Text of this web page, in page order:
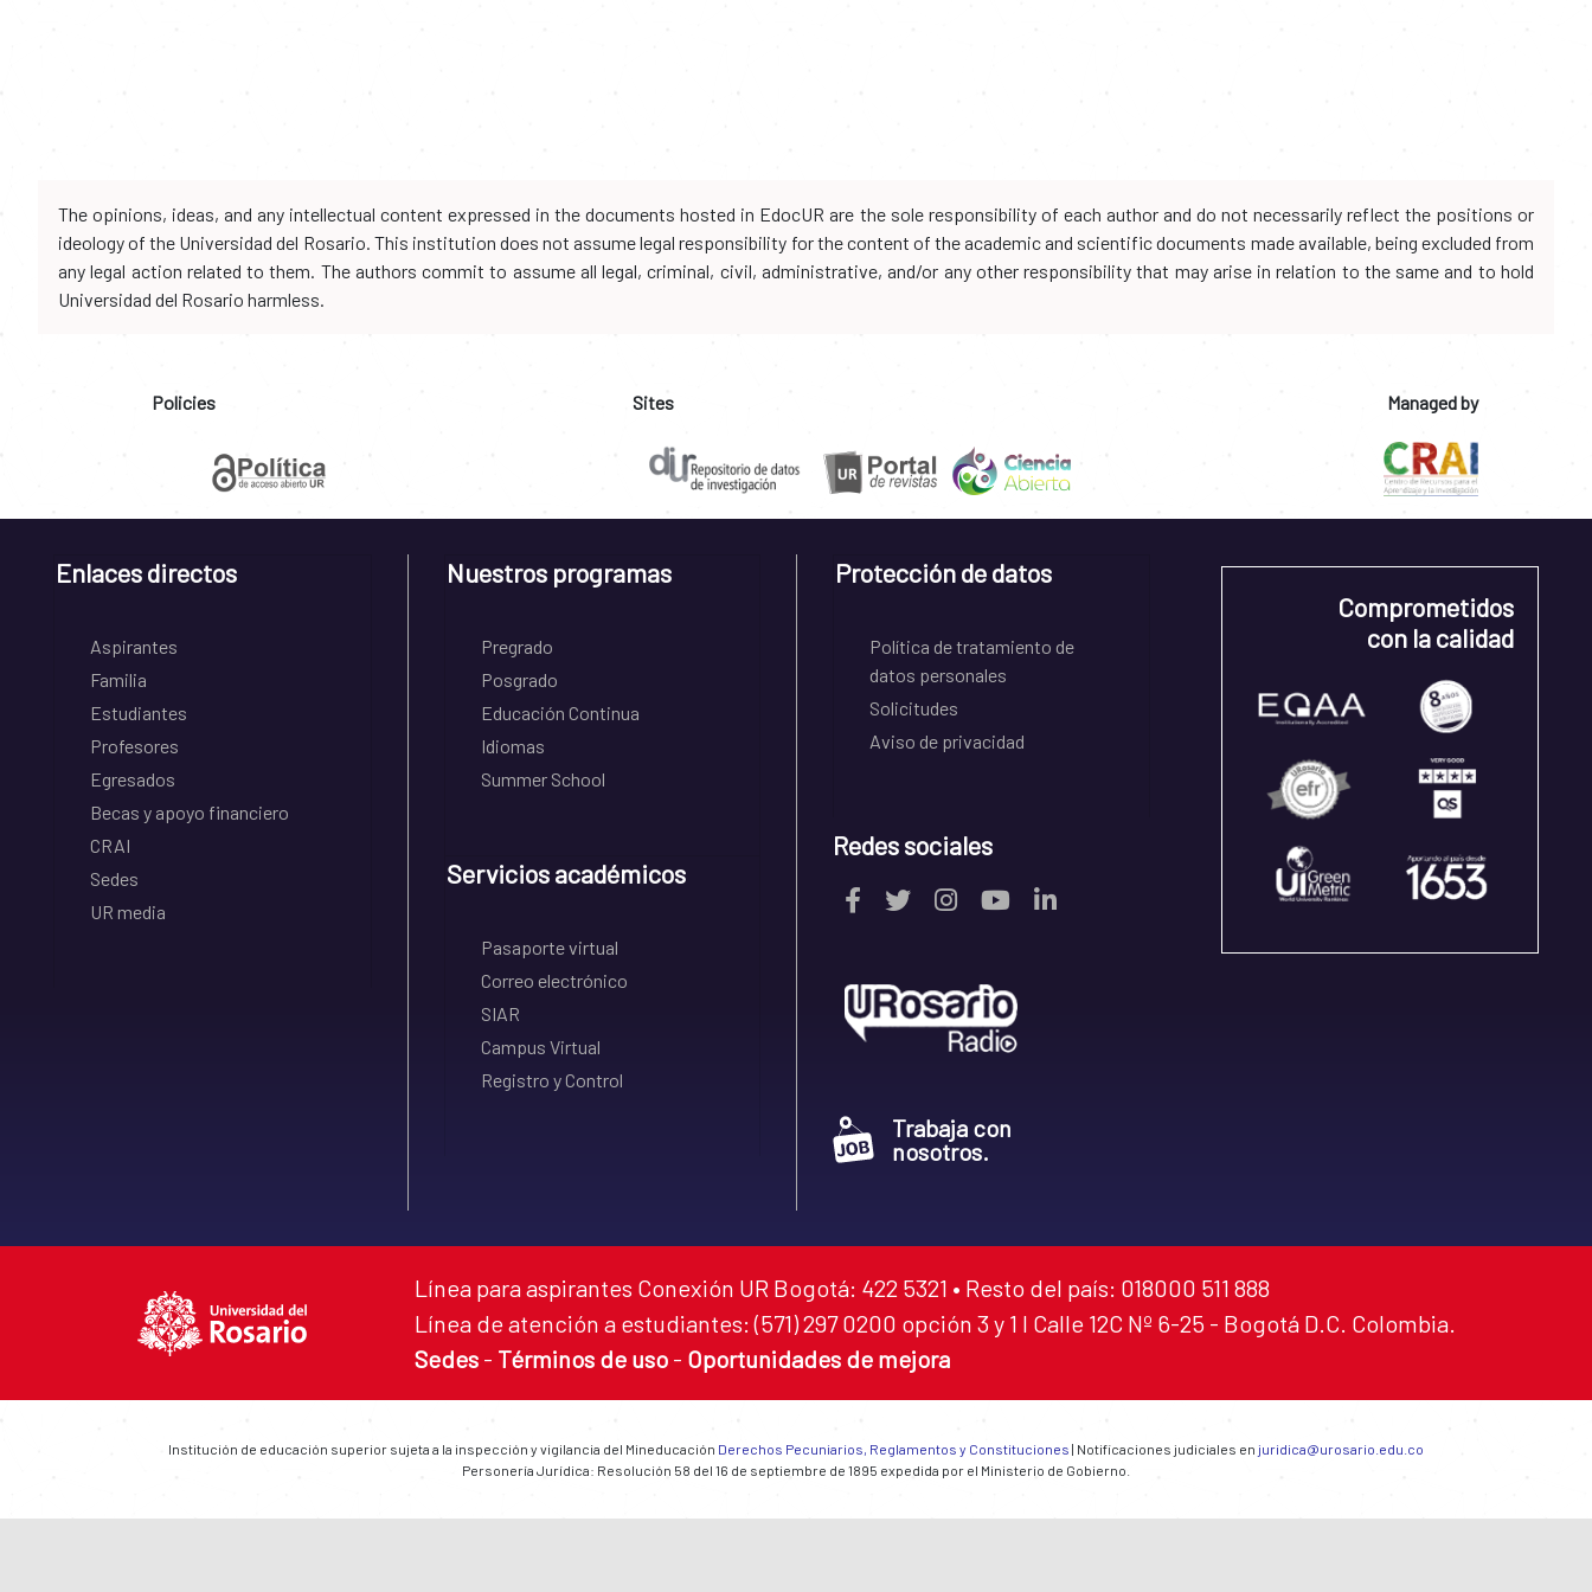
The opinions, ideas, and any intellectual content expressed in the documents hosted in EdocUR are the sole responsibility of each author and do not necessarily reflect the positions or
ideology of the Universidad del Rosario. This institution does not assume legal responsibility for the content of the academic and scientific documents made available, being excluded from
any legal action related to them. The authors commit to assume all legal, criminal, civil, administrative, and/or any other responsibility that may arise in relation to the same and to hold
Universidad del Rosario harmless.
Policies Sites Managed by
Enlaces directos
Aspirantes
Familia
Estudiantes
Profesores
Egresados
Becas y apoyo financiero
CRAI
Sedes
UR media
Nuestros programas
Pregrado
Posgrado
Educación Continua
Idiomas
Summer School
Servicios académicos
Pasaporte virtual
Correo electrónico
SIAR
Campus Virtual
Registro y Control
Protección de datos
Política de tratamiento de
datos personales
Solicitudes
Aviso de privacidad
Redes sociales
Trabaja con
nosotros.
Comprometidos
con la calidad
Línea para aspirantes Conexión UR Bogotá: 422 5321 • Resto del país: 018000 511 888
Línea de atención a estudiantes: (571) 297 0200 opción 3 y 1 I Calle 12C Nº 6-25 - Bogotá D.C. Colombia.
Sedes - Términos de uso - Oportunidades de mejora
Institución de educación superior sujeta a la inspección y vigilancia del Mineducación Derechos Pecuniarios, Reglamentos y Constituciones | Notificaciones judiciales en juridica@urosario.edu.co
Personería Jurídica: Resolución 58 del 16 de septiembre de 1895 expedida por el Ministerio de Gobierno.